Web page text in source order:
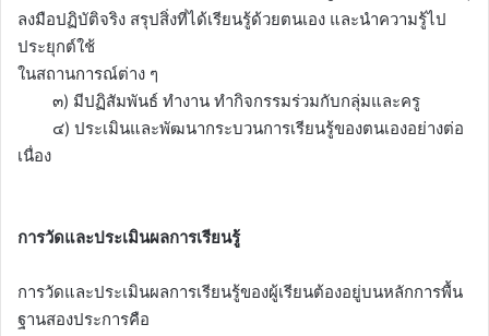
ลงมือปฏิบัติจริง สรุปสิ่งที่ได้เรียนรู้ด้วยตนเอง และนำความรู้ไป
ประยุกต์ใช้
ในสถานการณ์ต่าง ๆ
๓) มีปฏิสัมพันธ์ ทำงาน ทำกิจกรรมร่วมกับกลุ่มและครู
๔) ประเมินและพัฒนากระบวนการเรียนรู้ของตนเองอย่างต่อ
เนื่อง
การวัดและประเมินผลการเรียนรู้
การวัดและประเมินผลการเรียนรู้ของผู้เรียนต้องอยู่บนหลักการพื้น
ฐานสองประการคือ